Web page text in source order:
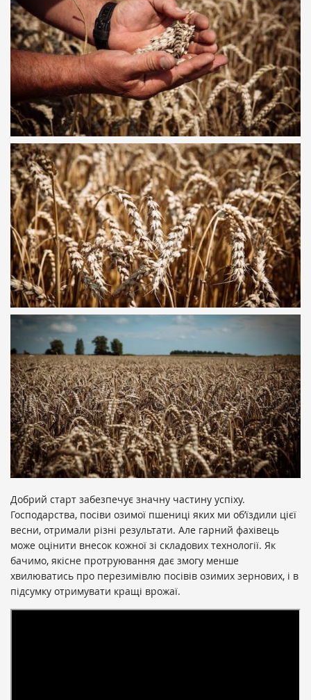
Добрий старт забезпечує значну частину успіху.
Господарства, посіви озимої пшениці яких ми об’їздили цієї
весни, отримали різні результати. Але гарний фахівець
може оцінити внесок кожної зі складових технології. Як
бачимо, якісне протруювання дає змогу менше
хвилюватись про перезимівлю посівів озимих зернових, і в
підсумку отримувати кращі врожаї.